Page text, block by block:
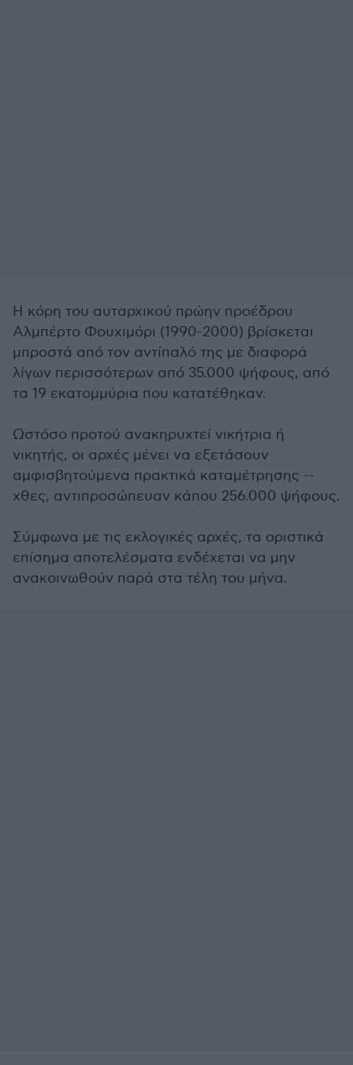
Η κόρη του αυταρχικού πρώην προέδρου
Αλμπέρτο Φουχιμόρι (1990-2000) βρίσκεται
μπροστά από τον αντίπαλό της με διαφορά
λίγων περισσότερων από 35.000 ψήφους, από
τα 19 εκατομμύρια που κατατέθηκαν.
Ωστόσο προτού ανακηρυχτεί νικήτρια ή
νικητής, οι αρχές μένει να εξετάσουν
αμφισβητούμενα πρακτικά καταμέτρησης --
χθες, αντιπροσώπευαν κάπου 256.000 ψήφους.
Σύμφωνα με τις εκλογικές αρχές, τα οριστικά
επίσημα αποτελέσματα ενδέχεται να μην
ανακοινωθούν παρά στα τέλη του μήνα.